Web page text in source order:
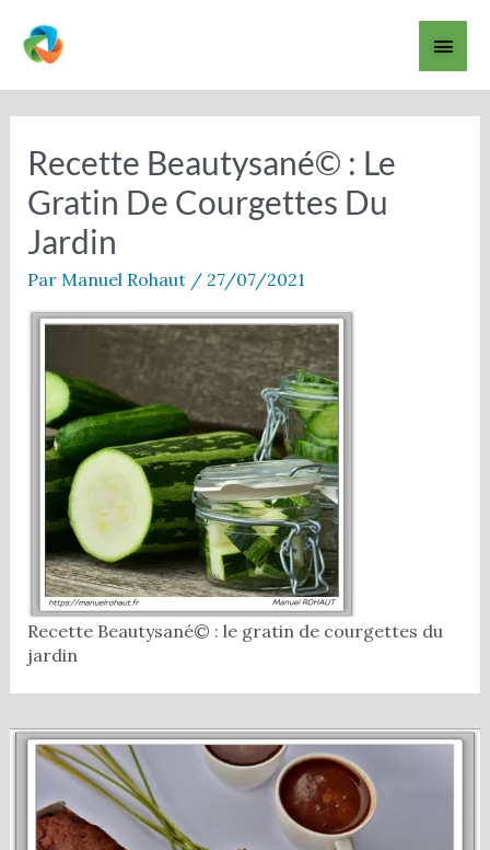
contenu
Recette Beautysané© : Le
Gratin De Courgettes Du
Jardin
Par Manuel Rohaut / 27/07/2021
Recette Beautysané© : le gratin de courgettes du
jardin
articles